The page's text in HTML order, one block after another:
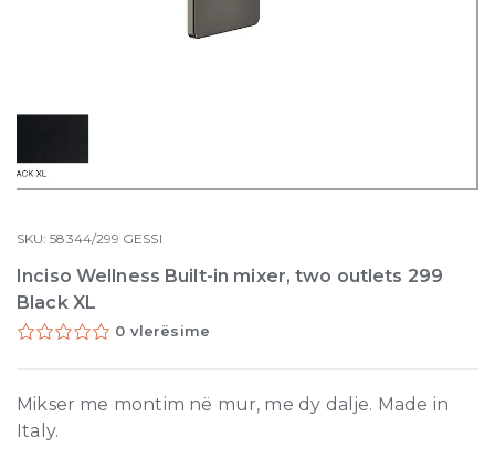
SKU:58344/299 GESSI
Inciso Wellness Built-in mixer, two outlets 299
Black XL
0 vlerësime
Mikser me montim në mur, me dy dalje. Made in
Italy.